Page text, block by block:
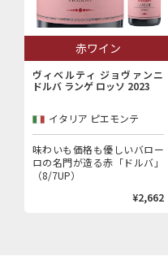
赤ワイン
ヴィベルティ ジョヴァンニ
ドルバ ランゲ ロッソ 2023
イタリア ピエモンテ
味わいも価格も優しいバロー
ロの名門が造る赤「ドルバ」
（8/7UP）
¥2,662